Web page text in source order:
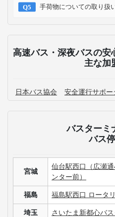
手荷物についての取り扱
高速バス・深夜バスの安
主な加
日本バス協会 安全運行サポー
バスターミ
バス
宮城
仙台駅西口（広瀬
ンター前）
福島 福島駅西口 ロータ
埼玉 さいたま新都心バ